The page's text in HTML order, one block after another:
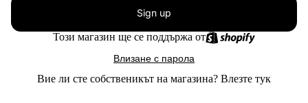
Sign up
Този магазин ще се поддържа от
Влизане с парола
Вие ли сте собственикът на магазина? Влезте тук